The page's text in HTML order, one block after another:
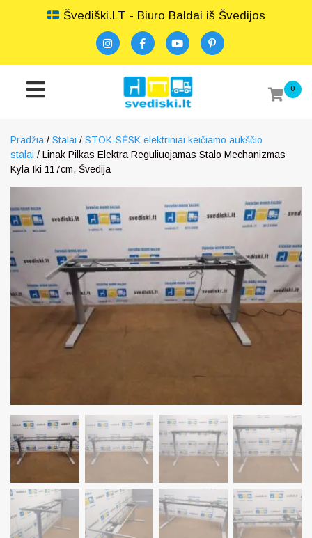
Švediški.LT - Biuro Baldai iš Švedijos
0
Pradžia / Stalai / STOK-SĖSK elektriniai keičiamo aukščio
stalai / Linak Pilkas Elektra Reguliuojamas Stalo Mechanizmas
Kyla Iki 117cm, Švedija